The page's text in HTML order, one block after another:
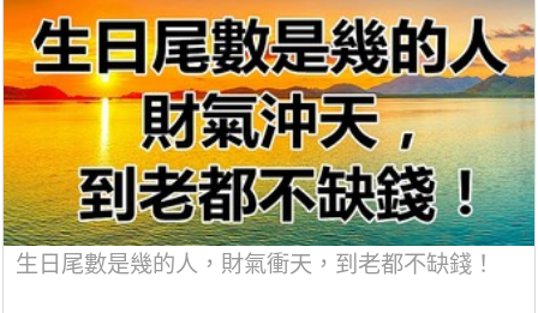
生日尾數是幾的人，財氣衝天，到老都不缺錢！